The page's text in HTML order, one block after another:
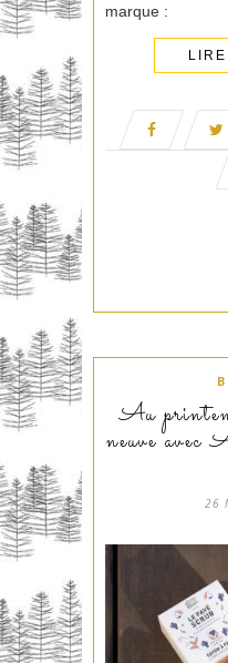
marque :
Au
neuve
26